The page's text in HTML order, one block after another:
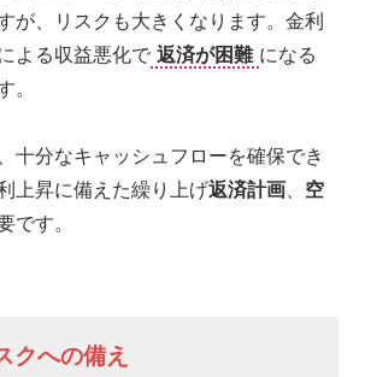
が、リスクも大きくなります。金利
よる収益悪化で 返済が困難 になる
。
十分なキャッシュフローを確保でき
上昇に備えた繰り上げ返済計画
空
です。
クへの備え